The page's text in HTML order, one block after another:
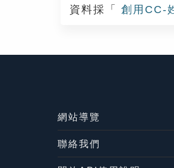
資料採「
創用CC-
網站導覽
聯絡我們